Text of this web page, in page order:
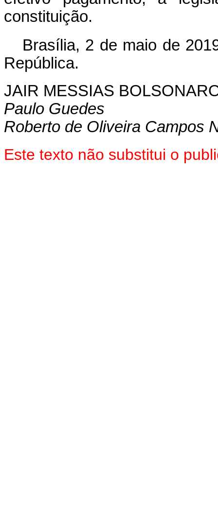
constituição.
Brasília, 2 de maio de
República.
JAIR MESSIAS
Paulo Guedes
Roberto de Oliveira Campos
Este texto não substitui o